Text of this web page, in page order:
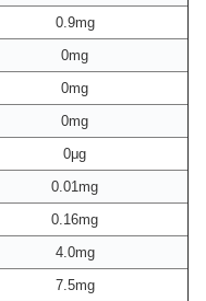
0.9mg
0mg
0mg
0mg
0μg
0.01mg
0.16mg
4.0mg
7.5mg